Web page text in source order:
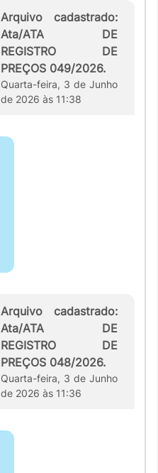
Arquivo cadastrado:
Ata/ATA DE
REGISTRO DE
PREÇOS 049/2026.
Quarta-feira, 3 de Junho
de 2026 às 11:38
Arquivo cadastrado:
Ata/ATA DE
REGISTRO DE
PREÇOS 048/2026.
Quarta-feira, 3 de Junho
de 2026 às 11:36